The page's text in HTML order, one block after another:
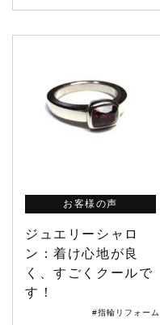
お客様の声
ジュエリーシャロ
ン：着け心地が良
く、すごくクールで
す！
#指輪リフォーム